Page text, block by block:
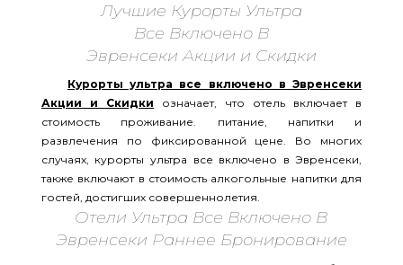
Лучшие Курорты Ультра
Все Включено В
Эвренсеки Акции и Скидки
Курорты ультра все включено в Эвренсеки
Акции и Скидки означает, что отель включает в
стоимость проживание. питание, напитки и
развлечения по фиксированной цене. Во многих
случаях, курорты ультра все включено в Эвренсеки,
также включают в стоимость алкогольные напитки для
гостей, достигших совершеннолетия.
Отели Ультра Все Включено В
Эвренсеки Раннее Бронирование